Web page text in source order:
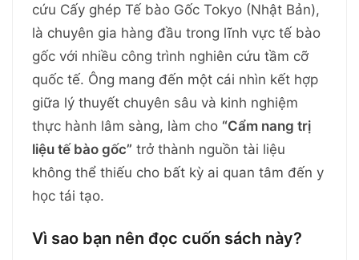
cứu Cấy ghép Tế bào Gốc Tokyo (Nhật Bản),
là chuyên gia hàng đầu trong lĩnh vực tế bào
gốc với nhiều công trình nghiên cứu tầm cỡ
quốc tế. Ông mang đến một cái nhìn kết hợp
giữa lý thuyết chuyên sâu và kinh nghiệm
thực hành lâm sàng, làm cho “Cẩm nang trị
liệu tế bào gốc” trở thành nguồn tài liệu
không thể thiếu cho bất kỳ ai quan tâm đến y
học tái tạo.
Vì sao bạn nên đọc cuốn sách này?